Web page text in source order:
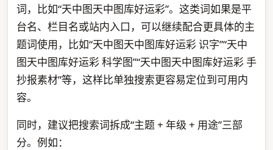
词，比如“天中图天中图库好运彩”。这类词如果是平
台名、栏目名或站内入口，可以继续配合更具体的主
题词使用，比如“天中图天中图库好运彩 识字”“天中
图天中图库好运彩 科学图”“天中图天中图库好运彩 手
抄报素材”等，这样比单独搜索更容易定位到可用内
容。
同时，建议把搜索词拆成“主题 + 年级 + 用途”三部
分。例如：